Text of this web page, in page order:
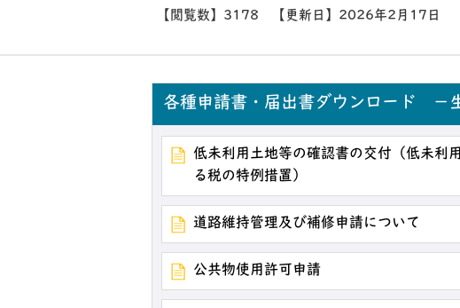
【閲覧数】 3178 【更新日】 2026年2月17日
各種申請書・届出書ダウンロード －
低未利用土地等の確認書の交付（低未利
る税の特例措置）
道路維持管理及び補修申請について
公共物使用許可申請